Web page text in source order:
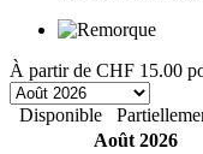
À partir de CHF 15.00
Disponible
Août 2026